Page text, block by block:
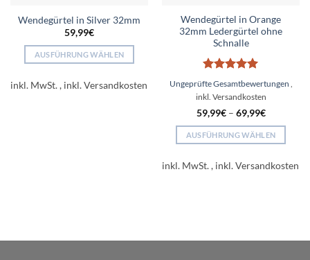
Wendegürtel in Silver 32mm
59,99€
AUSFÜHRUNG WÄHLEN
Produkt
inkl. MwSt.
Wendegürtel in Orange
32mm Ledergürtel ohne
Schnalle
Bewertet
mit5von
5
Ungeprüfte Gesamtbewertungen
59,99€– 69,99€
AUSFÜHRUNG WÄHLEN
Produkt
inkl. MwSt.